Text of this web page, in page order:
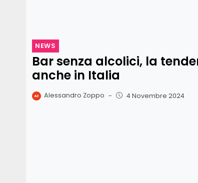
NEWS
Bar senza alcolici, la
anche in Italia
Alessandro Zoppo - 4 Novembre 2024